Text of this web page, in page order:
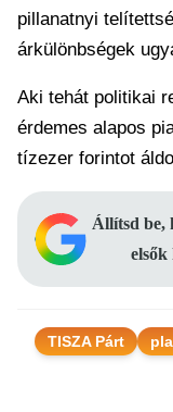
pillanatnyi
árkülönbségek
Aki tehát politikai
érdemes alapos
tízezer forintot
Állítsd be,
elsők
TISZA Párt